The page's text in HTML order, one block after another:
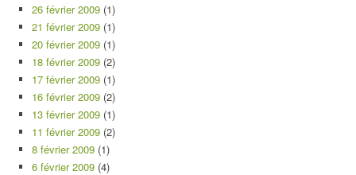
26 février 2009 (1)
21 février 2009 (1)
20 février 2009 (1)
18 février 2009 (2)
17 février 2009 (1)
16 février 2009 (2)
13 février 2009 (1)
11 février 2009 (2)
8 février 2009 (1)
6 février 2009 (4)